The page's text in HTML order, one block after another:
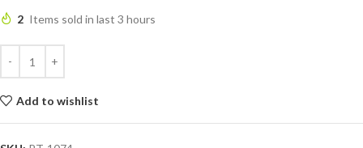
2 Items sold in last 3 hours
Add to wishlist